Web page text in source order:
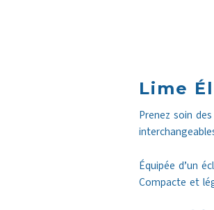
Lime
Prenez soin
Équipée d’un
Compacte et